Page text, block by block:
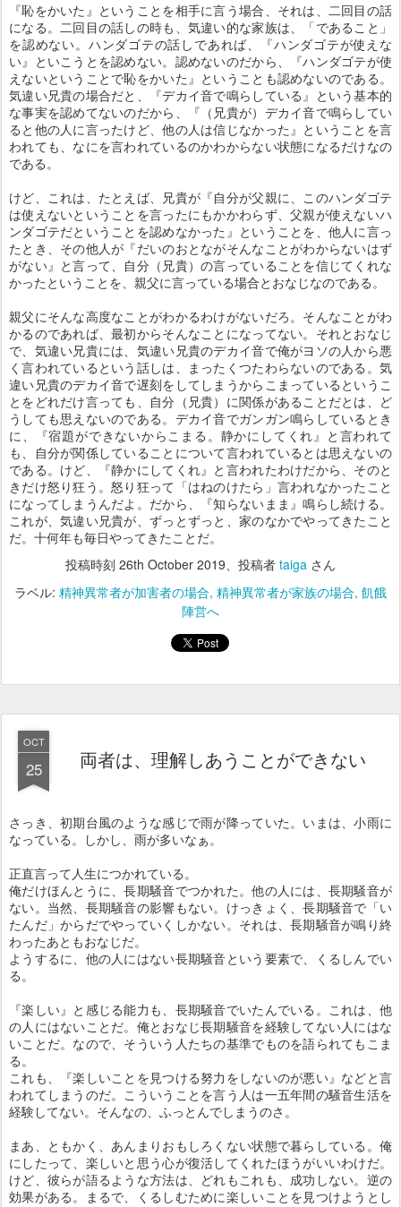
『恥をかいた』ということを相手に言う場合、それは、二回目の話
になる。二回目の話しの時も、気違い的な家族は、「であること」
を認めない。ハンダゴテの話しであれば、『ハンダゴテが使えな
い』といこうとを認めない。認めないのだから、『ハンダゴテが使
えないということで恥をかいた』ということも認めないのである。
気違い兄貴の場合だと、『デカイ音で鳴らしている』という基本的
な事実を認めてないのだから、『（兄貴が）デカイ音で鳴らしてい
ると他の人に言ったけど、他の人は信じなかった』ということを言
われても、なにを言われているのかわからない状態になるだけなの
である。
けど、これは、たとえば、兄貴が『自分が父親に、このハンダゴテ
は使えないということを言ったにもかかわらず、父親が使えないハ
ンダゴテだということを認めなかった』ということを、他人に言っ
たとき、その他人が『だいのおとながそんなことがわからないはず
がない』と言って、自分（兄貴）の言っていることを信じてくれな
かったということを、親父に言っている場合とおなじなのである。
親父にそんな高度なことがわかるわけがないだろ。そんなことがわ
かるのであれば、最初からそんなことになってない。それとおなじ
で、気違い兄貴には、気違い兄貴のデカイ音で俺がヨソの人から悪
く言われているという話しは、まったくつたわらないのである。気
違い兄貴のデカイ音で遅刻をしてしまうからこまっているというこ
とをどれだけ言っても、自分（兄貴）に関係があることだとは、ど
うしても思えないのである。デカイ音でガンガン鳴らしているとき
に、『宿題ができないからこまる。静かにしてくれ』と言われて
も、自分が関係していることについて言われているとは思えないの
である。けど、『静かにしてくれ』と言われたわけだから、そのと
きだけ怒り狂う。怒り狂って「はねのけたら」言われなかったこと
になってしまうんだよ。だから、『知らないまま』鳴らし続ける。
これが、気違い兄貴が、ずっとずっと、家のなかでやってきたこと
だ。十何年も毎日やってきたことだ。
投稿時刻 26th October 2019、投稿者 taiga さん
ラベル: 精神異常者が加害者の場合 精神異常者が家族の場合 飢餓
陣営へ
OCT
25 両者は、理解しあうことができない
さっき、初期台風のような感じで雨が降っていた。いまは、小雨に
なっている。しかし、雨が多いなぁ。
正直言って人生につかれている。
俺だけほんとうに、長期騒音でつかれた。他の人には、長期騒音が
ない。当然、長期騒音の影響もない。けっきょく、長期騒音で「い
たんだ」からだでやっていくしかない。それは、長期騒音が鳴り終
わったあともおなじだ。
ようするに、他の人にはない長期騒音という要素で、くるしんでい
る。
『楽しい』と感じる能力も、長期騒音でいたんでいる。これは、他
の人にはないことだ。俺とおなじ長期騒音を経験してない人にはな
いことだ。なので、そういう人たちの基準でものを語られてもこま
る。
これも、『楽しいことを見つける努力をしないのが悪い』などと言
われてしまうのだ。こういうことを言う人は一五年間の騒音生活を
経験してない。そんなの、ふっとんでしまうのさ。
まあ、ともかく、あんまりおもしろくない状態で暮らしている。俺
にしたって、楽しいと思う心が復活してくれたほうがいいわけだ。
けど、彼らが語るような方法は、どれもこれも、成功しない。逆の
効果がある。まるで、くるしむために楽しいことを見つけようとし